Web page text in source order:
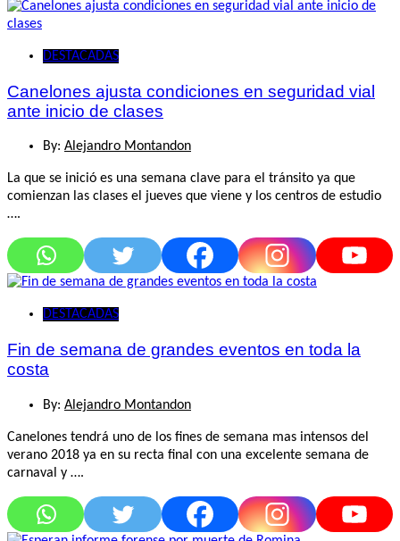
DESTACADAS
Canelones ajusta condiciones en seguridad vial
ante inicio de clases
By: Alejandro Montandon
La que se inició es una semana clave para el tránsito ya que
comienzan las clases el jueves que viene y los centros de estudio
….
DESTACADAS
Fin de semana de grandes eventos en toda la
costa
By: Alejandro Montandon
Canelones tendrá uno de los fines de semana mas intensos del
verano 2018 ya en su recta final con una excelente semana de
carnaval y ….